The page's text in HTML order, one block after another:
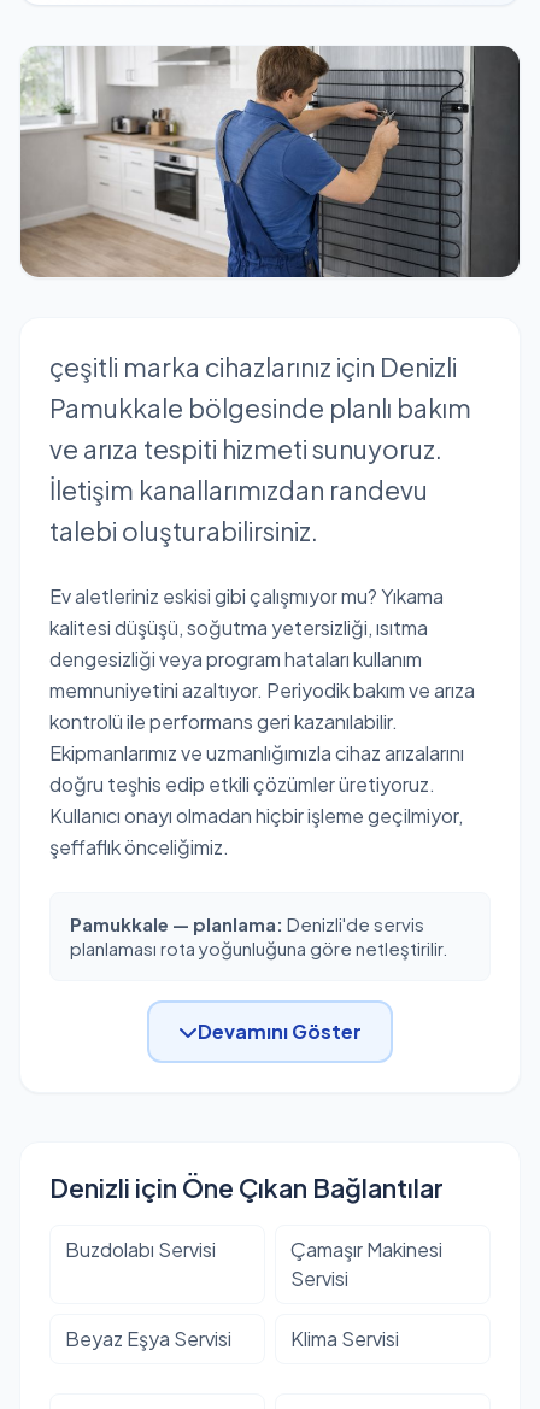
çeşitli marka cihazlarınız için Denizli
Pamukkale bölgesinde planlı bakım
ve arıza tespiti hizmeti sunuyoruz.
İletişim kanallarımızdan randevu
talebi oluşturabilirsiniz.
Ev aletleriniz eskisi gibi çalışmıyor mu? Yıkama
kalitesi düşüşü, soğutma yetersizliği, ısıtma
dengesizliği veya program hataları kullanım
memnuniyetini azaltıyor. Periyodik bakım ve arıza
kontrolü ile performans geri kazanılabilir.
Ekipmanlarımız ve uzmanlığımızla cihaz arızalarını
doğru teşhis edip etkili çözümler üretiyoruz.
Kullanıcı onayı olmadan hiçbir işleme geçilmiyor,
şeffaflık önceliğimiz.
Pamukkale — planlama: Denizli'de servis
planlaması rota yoğunluğuna göre netleştirilir.
Devamını Göster
Denizli için Öne Çıkan Bağlantılar
Buzdolabı Servisi
Çamaşır Makinesi
Servisi
Beyaz Eşya Servisi Klima Servisi